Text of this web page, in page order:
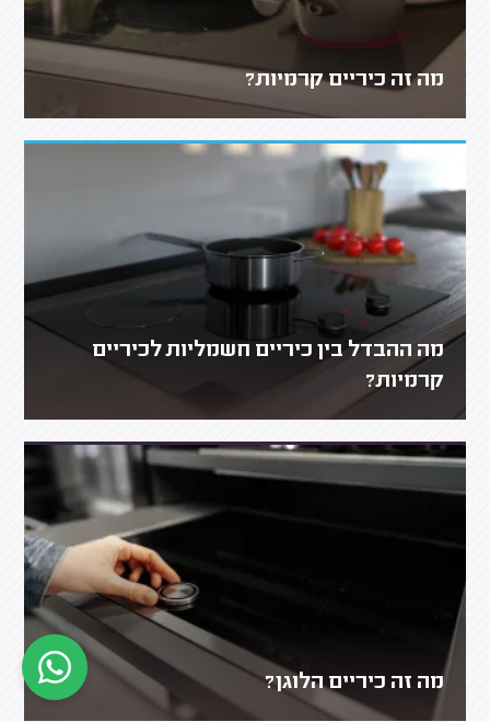
מה זה כיריים קרמיות?
מה ההבדל בין כיריים חשמליות לכיריים
קרמיות?
מה זה כיריים הלוגן?